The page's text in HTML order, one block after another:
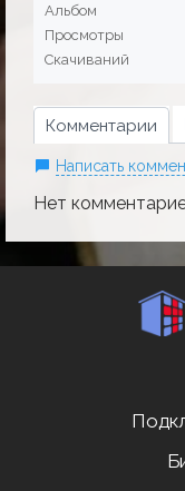
Альбом
Просмотры
Скачиваний
Комментарии
Написать
Нет